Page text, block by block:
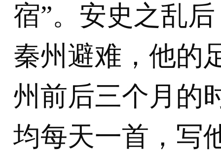
宿”。安史之乱
秦州避难，他的
州前后三个月的
均每天一首，写